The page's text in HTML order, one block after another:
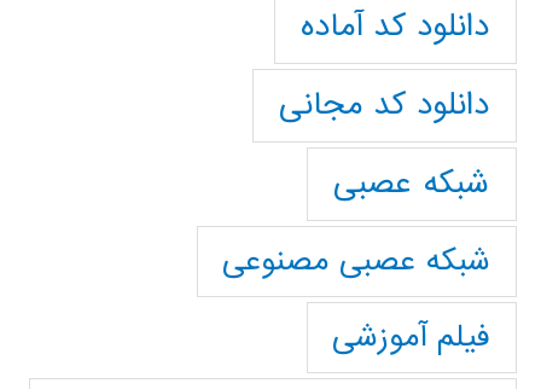
دانلود کد آماده
دانلود کد مجانی
شبکه عصبی
شبکه عصبی مصنوعی
فیلم آموزشی